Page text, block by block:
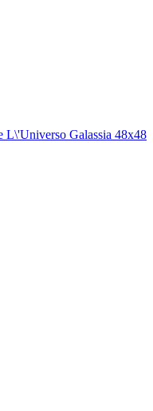
L\'Universo Galassia 48х48